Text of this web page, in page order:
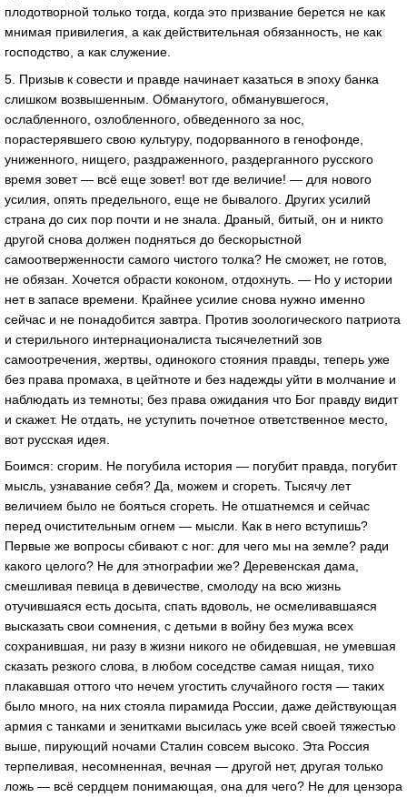
плодотворной только тогда, когда это призвание берется не как
мнимая привилегия, а как действительная обязанность, не как
господство, а как служение.
5. Призыв к совести и правде начинает казаться в эпоху банка
слишком возвышенным. Обманутого, обманувшегося,
ослабленного, озлобленного, обведенного за нос,
порастерявшего свою культуру, подорванного в генофонде,
униженного, нищего, раздраженного, раздерганного русского
время зовет — всё еще зовет! вот где величие! — для нового
усилия, опять предельного, еще не бывалого. Других усилий
страна до сих пор почти и не знала. Драный, битый, он и никто
другой снова должен подняться до бескорыстной
самоотверженности самого чистого толка? Не сможет, не готов,
не обязан. Хочется обрасти коконом, отдохнуть. — Но у истории
нет в запасе времени. Крайнее усилие снова нужно именно
сейчас и не понадобится завтра. Против зоологического патриота
и стерильного интернационалиста тысячелетний зов
самоотречения, жертвы, одинокого стояния правды, теперь уже
без права промаха, в цейтноте и без надежды уйти в молчание и
наблюдать из темноты; без права ожидания что Бог правду видит
и скажет. Не отдать, не уступить почетное ответственное место,
вот русская идея.
Боимся: сгорим. Не погубила история — погубит правда, погубит
мысль, узнавание себя? Да, можем и сгореть. Тысячу лет
величием было не бояться сгореть. Не отшатнемся и сейчас
перед очистительным огнем — мысли. Как в него вступишь?
Первые же вопросы сбивают с ног: для чего мы на земле? ради
какого целого? Не для этнографии же? Деревенская дама,
смешливая певица в девичестве, смолоду на всю жизнь
отучившаяся есть досыта, спать вдоволь, не осмеливавшаяся
высказать свои сомнения, с детьми в войну без мужа всех
сохранившая, ни разу в жизни никого не обидевшая, не умевшая
сказать резкого слова, в любом соседстве самая нищая, тихо
плакавшая оттого что нечем угостить случайного гостя — таких
было много, на них стояла пирамида России, даже действующая
армия с танками и зенитками высилась уже всей своей тяжестью
выше, пирующий ночами Сталин совсем высоко. Эта Россия
терпеливая, несомненная, вечная — другой нет, другая только
ложь — всё сердцем понимающая, она для чего? Не для цензора